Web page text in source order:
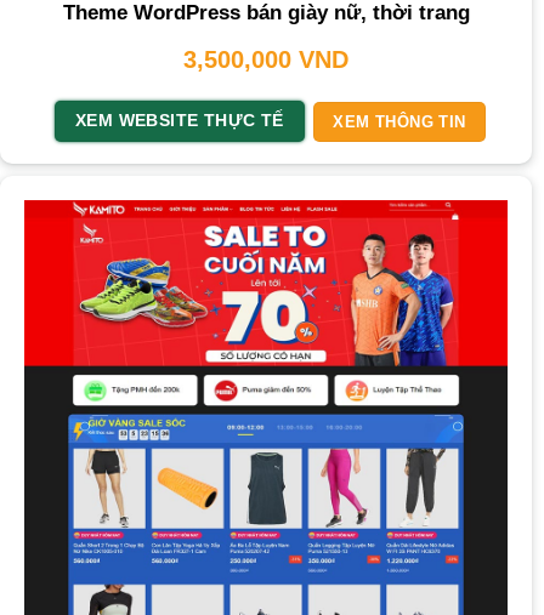
Theme WordPress bán giày nữ, thời trang
3,500,000 VND
XEM WEBSITE THỰC TẾ XEM THÔNG TIN